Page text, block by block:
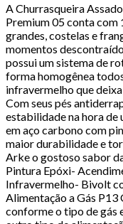
A Churrasqueira
Premium 05 conta com
grandes, costelas e
momentos
possui um sistema de
forma homogênea
infravermelho que
Com seus pés
estabilidade na hora de
em aço carbono com
maior durabilidade e
Arke o gostoso sabor
Pintura Epóxi-
Infravermelho- Bivolt
Alimentação a Gás
conforme o tipo de gás